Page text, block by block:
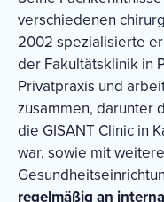
verschiedenen
2002 spezialisierte
der Fakultätsklinik in
Privatpraxis und
zusammen, darunter
die GISANT Clinic in
war, sowie mit
regelmäßig an